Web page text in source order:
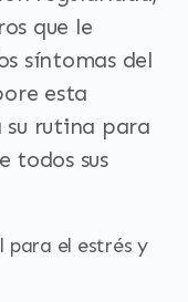
que le
síntomas del
esta
rutina para
todos sus
para el estrés y